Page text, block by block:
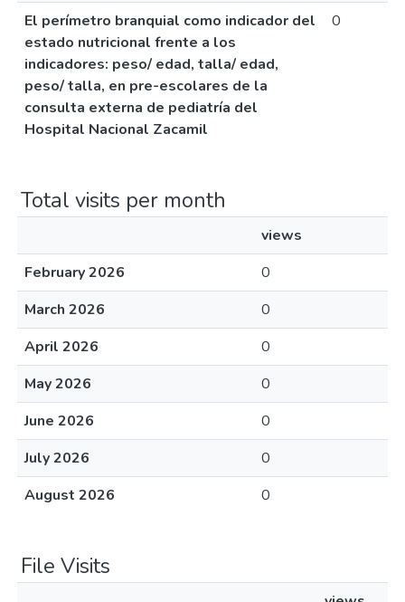
El perímetro branquial como indicador del
estado nutricional frente a los
indicadores: peso/ edad, talla/ edad,
peso/ talla, en pre-escolares de la
consulta externa de pediatría del
Hospital Nacional Zacamil
0
Total visits per month
views
February 2026
0
March 2026
0
April 2026
0
May 2026
0
June 2026
0
July 2026
0
August 2026
0
File Visits